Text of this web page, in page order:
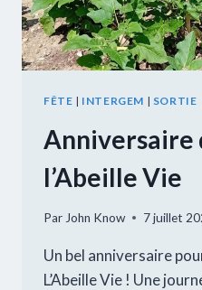
FÊTE | INTERGEM | SORTIE
Anniversaire
l’Abeille Vie
Par John Know 7 juillet
Un bel anniversaire
L’Abeille Vie ! Une